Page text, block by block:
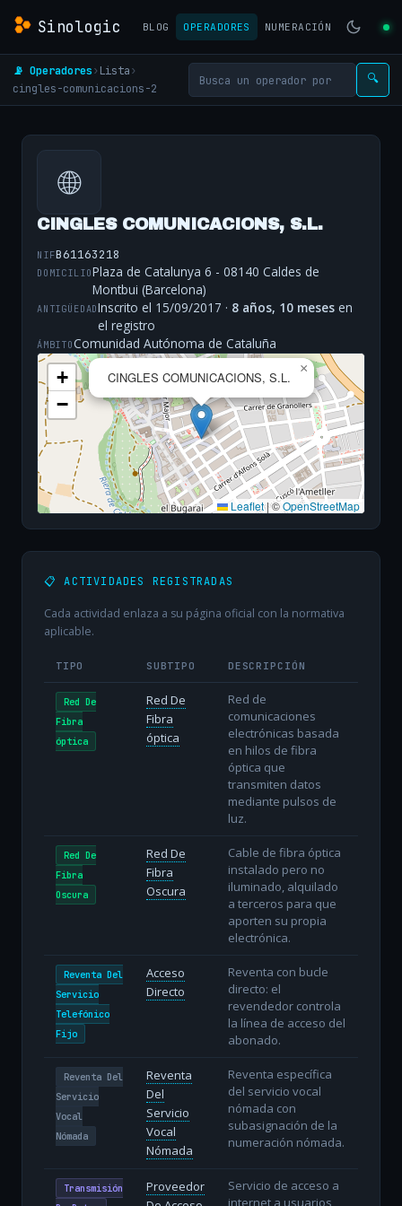
Sinologic BLOG OPERADORES NUMERACIÓN
📡 Operadores› Lista›
cingles-comunicacions-2
🔍
🌐
CINGLES COMUNICACIONS, S.L.
NIFB61163218
DOMICILIOPlaza de Catalunya 6 - 08140 Caldes de
Montbui (Barcelona)
ANTIGÜEDADInscrito el 15/09/2017 · 8 años, 10 meses en
el registro
ÁMBITOComunidad Autónoma de Cataluña
CINGLES COMUNICACIONS, S.L.
×
+
−
Leaflet |©OpenStreetMap
📋 ACTIVIDADES REGISTRADAS
Cada actividad enlaza a su página oficial con la normativa
aplicable.
TIPO SUBTIPO DESCRIPCIÓN
Red De
Fibra
óptica
Red De
Fibra
óptica
Red de
comunicaciones
electrónicas basada
en hilos de fibra
óptica que
transmiten datos
mediante pulsos de
luz.
Red De
Fibra
Oscura
Red De
Fibra
Oscura
Cable de fibra óptica
instalado pero no
iluminado, alquilado
a terceros para que
aporten su propia
electrónica.
Reventa Del
Servicio
Telefónico
Fijo
Acceso
Directo
Reventa con bucle
directo: el
revendedor controla
la línea de acceso del
abonado.
Reventa Del
Servicio
Vocal
Nómada
Reventa
Del
Servicio
Vocal
Nómada
Reventa específica
del servicio vocal
nómada con
subasignación de la
numeración nómada.
Transmisión
Proveedor
Servicio de acceso a
internet a usuarios